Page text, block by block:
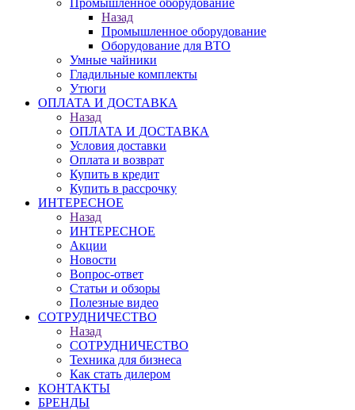
Промышленное оборудование
Назад
Промышленное оборудование
Оборудование для ВТО
Умные чайники
Гладильные комплекты
Утюги
ОПЛАТА И ДОСТАВКА
Назад
ОПЛАТА И ДОСТАВКА
Условия доставки
Оплата и возврат
Купить в кредит
Купить в рассрочку
ИНТЕРЕСНОЕ
Назад
ИНТЕРЕСНОЕ
Акции
Новости
Вопрос-ответ
Статьи и обзоры
Полезные видео
СОТРУДНИЧЕСТВО
Назад
СОТРУДНИЧЕСТВО
Техника для бизнеса
Как стать дилером
КОНТАКТЫ
БРЕНДЫ